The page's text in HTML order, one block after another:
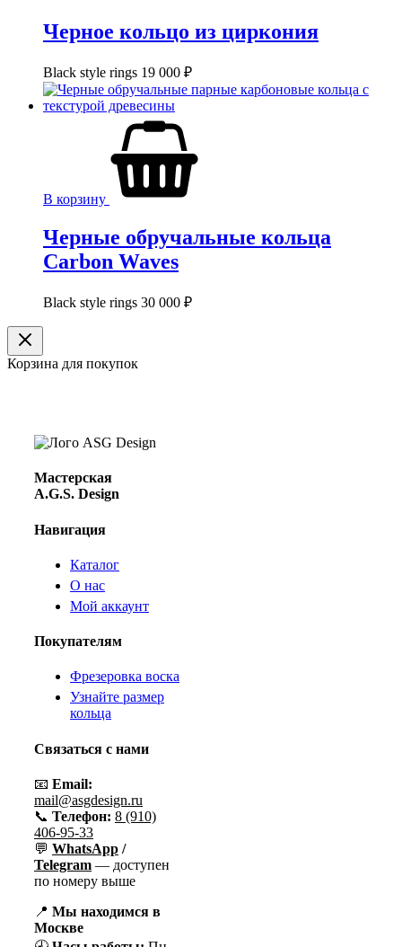
Черное кольцо из циркония
Black style rings 19 000 ₽
В корзину
Черные обручальные кольца
Carbon Waves
Black style rings 30 000 ₽
Корзина для покупок
Мастерская
A.G.S. Design
Навигация
Каталог
О нас
Мой аккаунт
Покупателям
Фрезеровка воска
Узнайте размер
кольца
Связаться с нами
📧 Email:
mail@asgdesign.ru
📞 Телефон: 8 (910)
406-95-33
💬 WhatsApp /
Telegram — доступен
по номеру выше
📍 Мы находимся в
Москве